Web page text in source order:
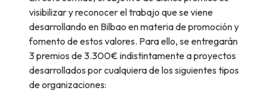
visibilizar y reconocer el trabajo que se viene
desarrollando en Bilbao en materia de promoción y
fomento de estos valores. Para ello, se entregarán
3 premios de 3.300€ indistintamente a proyectos
desarrollados por cualquiera de los siguientes tipos
de organizaciones: